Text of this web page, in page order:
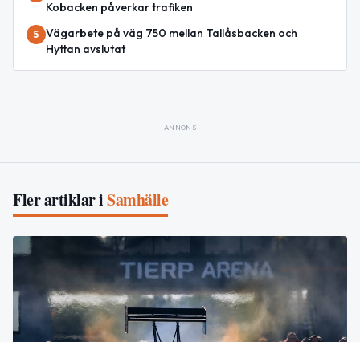
Kobacken påverkar trafiken
5 Vägarbete på väg 750 mellan Tallåsbacken och
Hyttan avslutat
ANNONS
Fler artiklar iSamhälle